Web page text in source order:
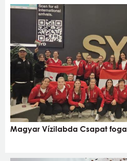
Magyar Vízilabda Csapat